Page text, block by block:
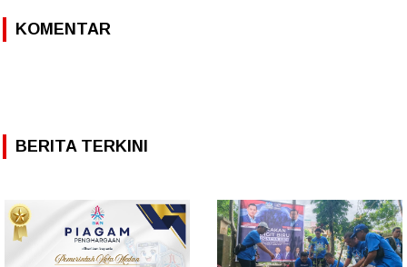
KOMENTAR
BERITA TERKINI